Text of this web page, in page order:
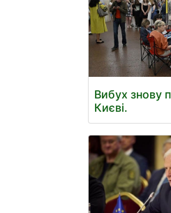
Вибух знову
Києві.